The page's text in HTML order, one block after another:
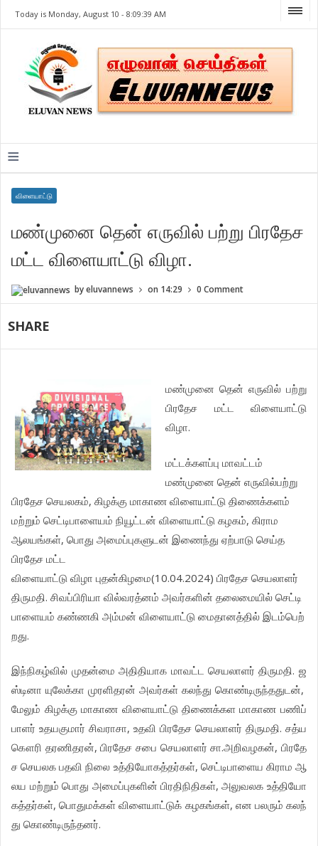
Today is Monday, August 10 -8:09:39 AM
≡
விளையாட்டு
மண்முனை தென் எருவில் பற்று பிரதேச
மட்ட விளையாட்டு விழா.
byeluvannews on 14:29 0 Comment
SHARE
மண்முனை தென் எருவில் பற்று
பிரதேச
மட்ட
விளையாட்டு
விழா.
மட்டக்களப்பு மாவட்டம்
மண்முனை தென் எருவில்பற்று
பிரதேச செயலகம்,கிழக்கு மாகாண விளையாட்டு திணைக்களம்
மற்றும் செட்டிபாளையம் நியூட்டன் விளையாட்டு கழகம்,கிராம
ஆலயங்கள்,பொது அமைப்புகளுடன் இணைந்து ஏற்பாடு செய்த
பிரதேச மட்ட
விளையாட்டு விழா புதன்கிழமை(10.04.2024)பிரதேச செயலாளர்
திருமதி.சிவப்பிரியா வில்வரத்னம் அவர்களின் தலைமையில் செட்டி
பாளையம் கண்ணகி அம்மன் விளையாட்டு மைதானத்தில் இடம்பெற்
றது.
இந்நிகழ்வில் முதன்மை அதிதியாக மாவட்ட செயலாளர் திருமதி. ஜ
ஸ்டினா யுலேக்கா முரளிதரன் அவர்கள் கலந்து கொண்டிருந்ததுடன்,
மேலும் கிழக்கு மாகாண விளையாட்டு திணைக்கள மாகாண பணிப்
பாளர் உதயகுமார் சிவராசா,உதவி பிரதேச செயலாளர் திருமதி. சத்ய
கௌரி தரணிதரன்,பிரதேச சபை செயலாளர் சா.அறிவழகன், பிரதே
ச செயலக பதவி நிலை உத்தியோகத்தர்கள், செட்டிபாளைய கிராம ஆ
லய மற்றும் பொது அமைப்புகளின் பிரதிநிதிகள்,அலுவலக உத்தியோ
கத்தர்கள்,பொதுமக்கள் விளையாட்டுக் கழகங்கள், என பலரும் கலந்
து கொண்டிருந்தனர்.